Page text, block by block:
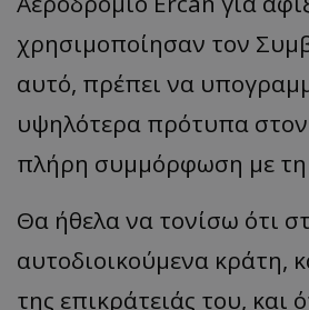
χρησιμοποίησαν τον
αυτό, πρέπει να
υψηλότερα πρότυπα
πλήρη συμμόρφωση με τη
Θα ήθελα να τονίσω ότι
αυτοδιοικούμενα κράτη,
της επικράτειάς του, και